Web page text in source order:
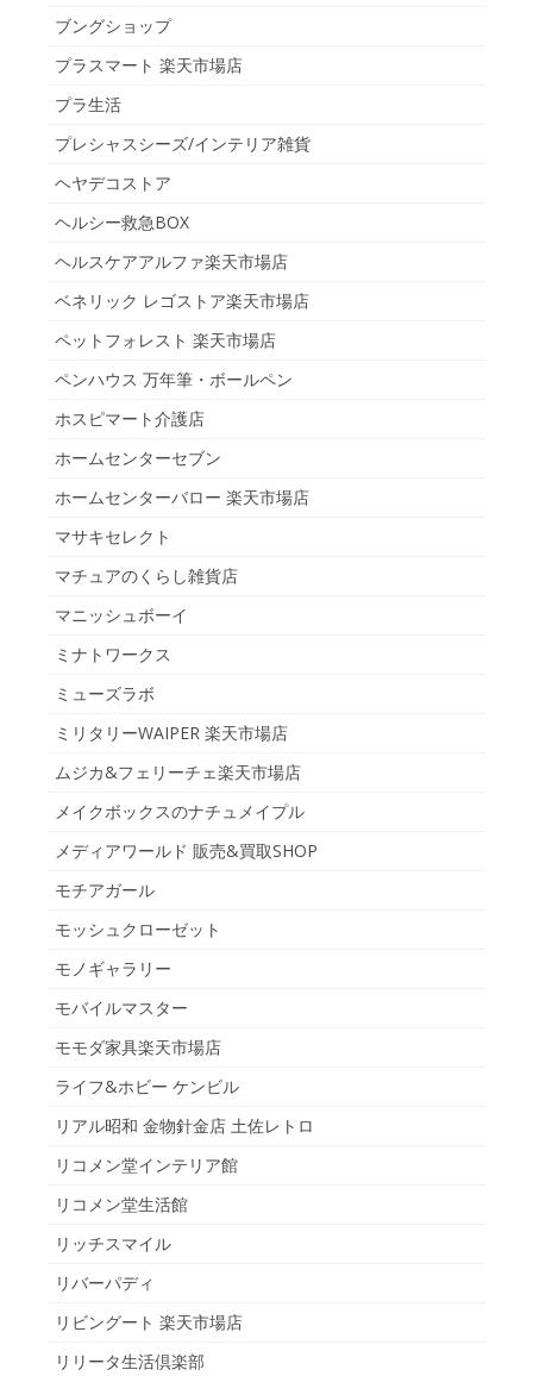
ブングショップ
プラスマート 楽天市場店
プラ生活
プレシャスシーズ/インテリア雑貨
ヘヤデコストア
ヘルシー救急BOX
ヘルスケアアルファ楽天市場店
ベネリック レゴストア楽天市場店
ペットフォレスト 楽天市場店
ペンハウス 万年筆・ボールペン
ホスピマート介護店
ホームセンターセブン
ホームセンターバロー 楽天市場店
マサキセレクト
マチュアのくらし雑貨店
マニッシュボーイ
ミナトワークス
ミューズラボ
ミリタリーWAIPER 楽天市場店
ムジカ&フェリーチェ楽天市場店
メイクボックスのナチュメイプル
メディアワールド 販売&買取SHOP
モチアガール
モッシュクローゼット
モノギャラリー
モバイルマスター
モモダ家具楽天市場店
ライフ&ホビー ケンビル
リアル昭和 金物針金店 土佐レトロ
リコメン堂インテリア館
リコメン堂生活館
リッチスマイル
リバーパディ
リビングート 楽天市場店
リリータ生活倶楽部